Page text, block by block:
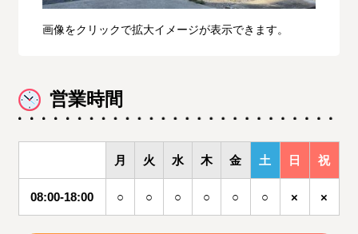
画像をクリックで拡大イメージが表示できます。
営業時間
月 火 水 木 金 土 日 祝
08:00-18:00 ○ ○ ○ ○ ○ ○ × ×